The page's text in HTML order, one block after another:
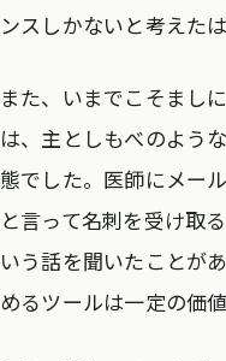
ンスしかないと考えたは
また、いまでこそまし
は、主としもべのよう
態でした。医師にメー
と言って名刺を受け取
いう話を聞いたことが
めるツールは一定の価